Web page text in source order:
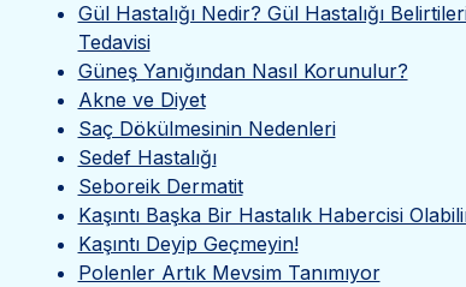
Gül Hastalığı Nedir? Gül Hastalığı
Tedavisi
Güneş Yanığından Nasıl Korunulur?
Akne ve Diyet
Saç Dökülmesinin Nedenleri
Sedef Hastalığı
Seboreik Dermatit
Kaşıntı Başka Bir Hastalık Habercisi
Kaşıntı Deyip Geçmeyin!
Polenler Artık Mevsim Tanımıyor